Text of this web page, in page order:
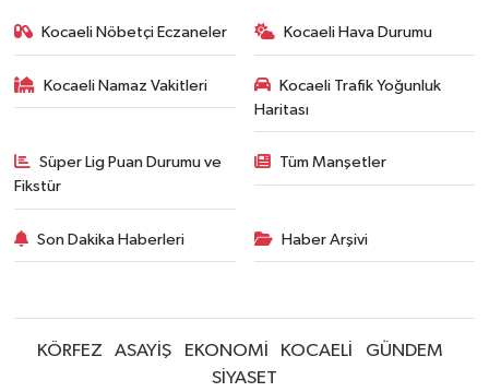
Kocaeli Nöbetçi Eczaneler Kocaeli Hava Durumu
Kocaeli Namaz Vakitleri
Kocaeli Trafik Yoğunluk
Haritası
Süper Lig Puan Durumu ve
Fikstür
Tüm Manşetler
Son Dakika Haberleri Haber Arşivi
KÖRFEZ ASAYİŞ EKONOMİ KOCAELİ
GÜNDEM
SİYASET